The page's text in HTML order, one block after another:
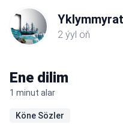
2 ýyl öň
Ene dilim
1 minut alar
Köne Sözler